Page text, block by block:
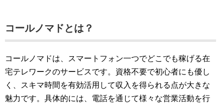
コールノマドとは？
コールノマドは、スマートフォン一つでどこでも稼げる在
宅テレワークのサービスです。資格不要で初心者にも優し
く、スキマ時間を有効活用して収入を得られる点が大きな
魅力です。具体的には、電話を通じて様々な営業活動を行